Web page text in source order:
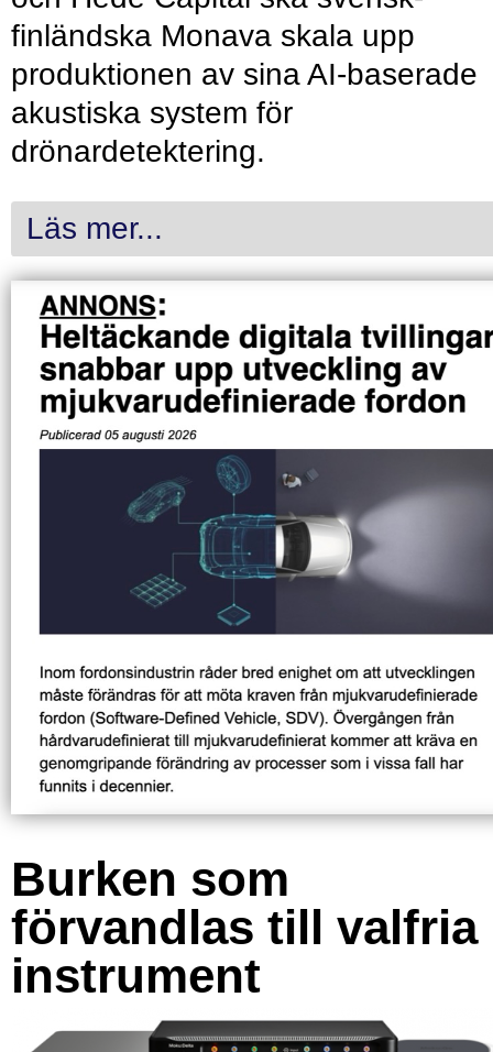
finländska Monava skala upp
produktionen av sina AI-baserade
akustiska system för
drönardetektering.
Läs mer...
Burken som
förvandlas till valfria
instrument